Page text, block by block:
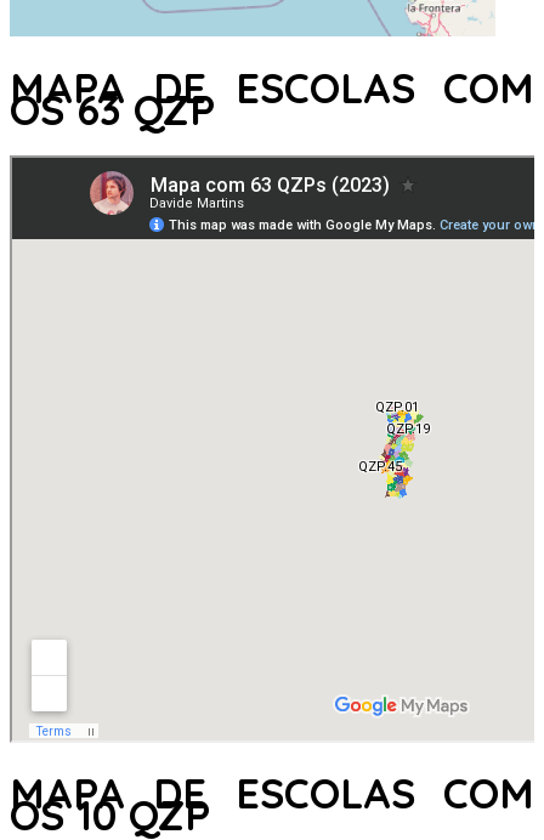
MAPA DE ESCOLAS COM
OS 63 QZP
MAPA DE ESCOLAS COM
OS 10 QZP